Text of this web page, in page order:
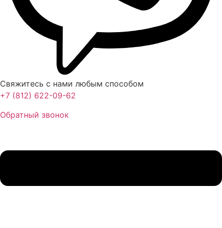
Свяжитесь с нами любым способом
+7 (812) 622-09-62
Обратный звонок